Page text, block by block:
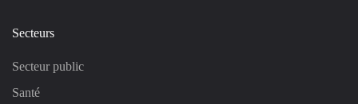
Secteurs
Secteur public
Santé